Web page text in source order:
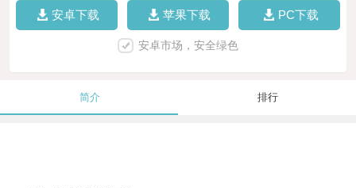
安卓下载 苹果下载 PC下载
安卓市场，安全绿色
简介 排行